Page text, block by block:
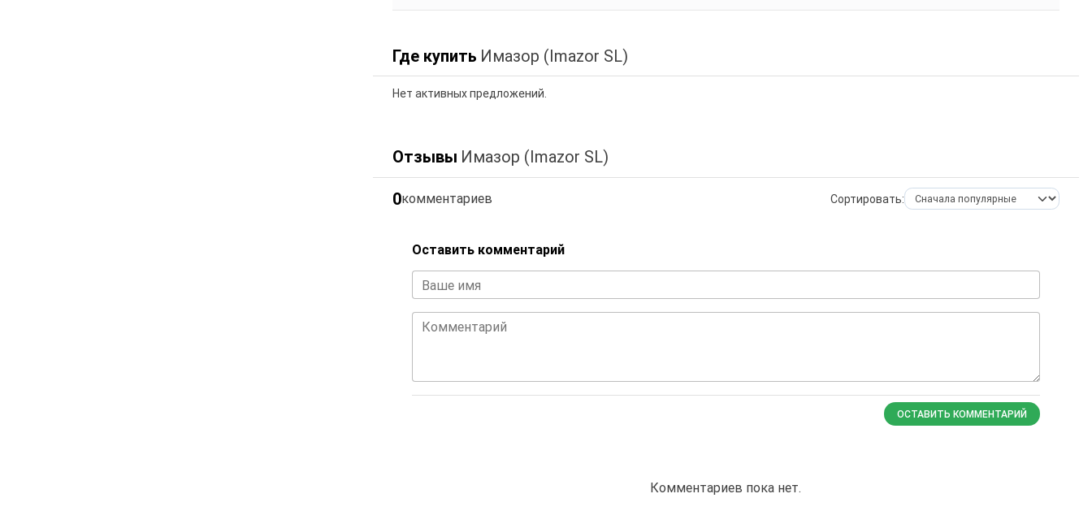
Где купить Имазор (Imazor SL)
Нет активных предложений.
Отзывы Имазор (Imazor SL)
0комментариев Сортировать:
Оставить комментарий
Ваше имя
Комментарий
ОСТАВИТЬ КОММЕНТАРИЙ
Комментариев пока нет.